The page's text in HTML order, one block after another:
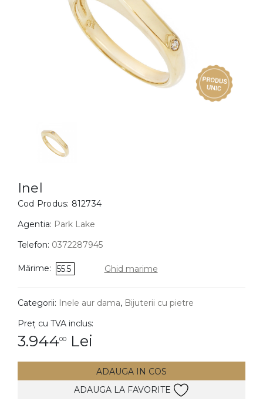
BIJUTERII COPII
Cercei
Bratari
Coliere
Lanturi
Pandantive
DIAMANTE Vezi toate
Cercei
Inel
Cod Produs: 812734
Agentia: Park Lake
Telefon: 0372287945
Mărime: 55.5 Ghid marime
Categorii: Inele aur dama, Bijuterii cu pietre
Preț cu TVA inclus:
3.94400 Lei
ADAUGA IN COS
ADAUGA LA FAVORITE